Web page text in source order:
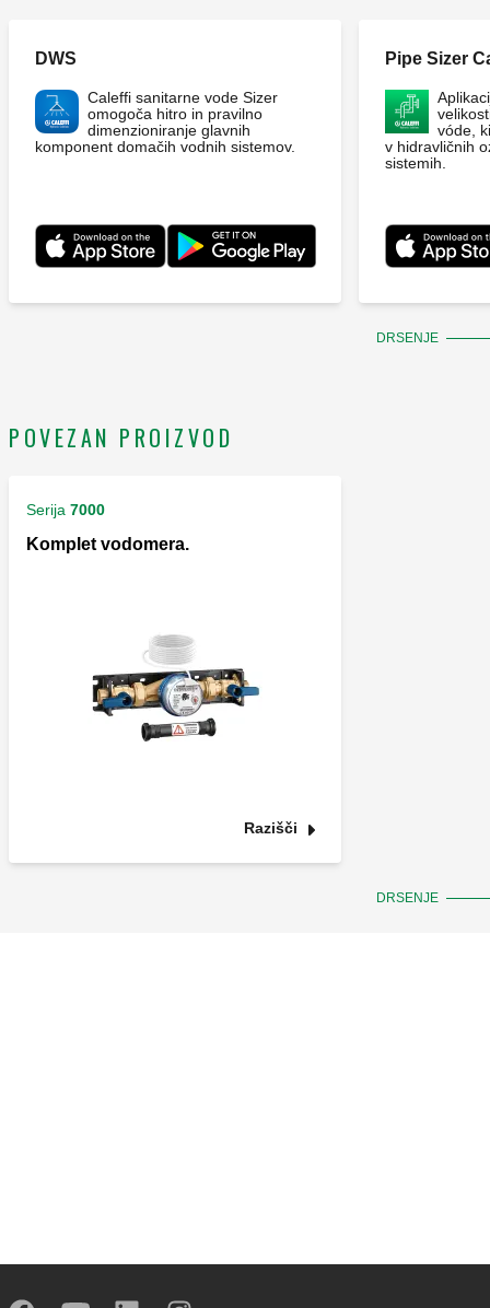
DWS
Caleffi sanitarne vode Sizer
omogoča hitro in pravilno
dimenzioniranje glavnih
komponent domačih vodnih sistemov.
Pipe Sizer
vóde,
v hidravličnih
sistemih.
DRSENJE
POVEZAN PROIZVOD
Serija 7000
Komplet vodomera.
Razišči
DRSENJE